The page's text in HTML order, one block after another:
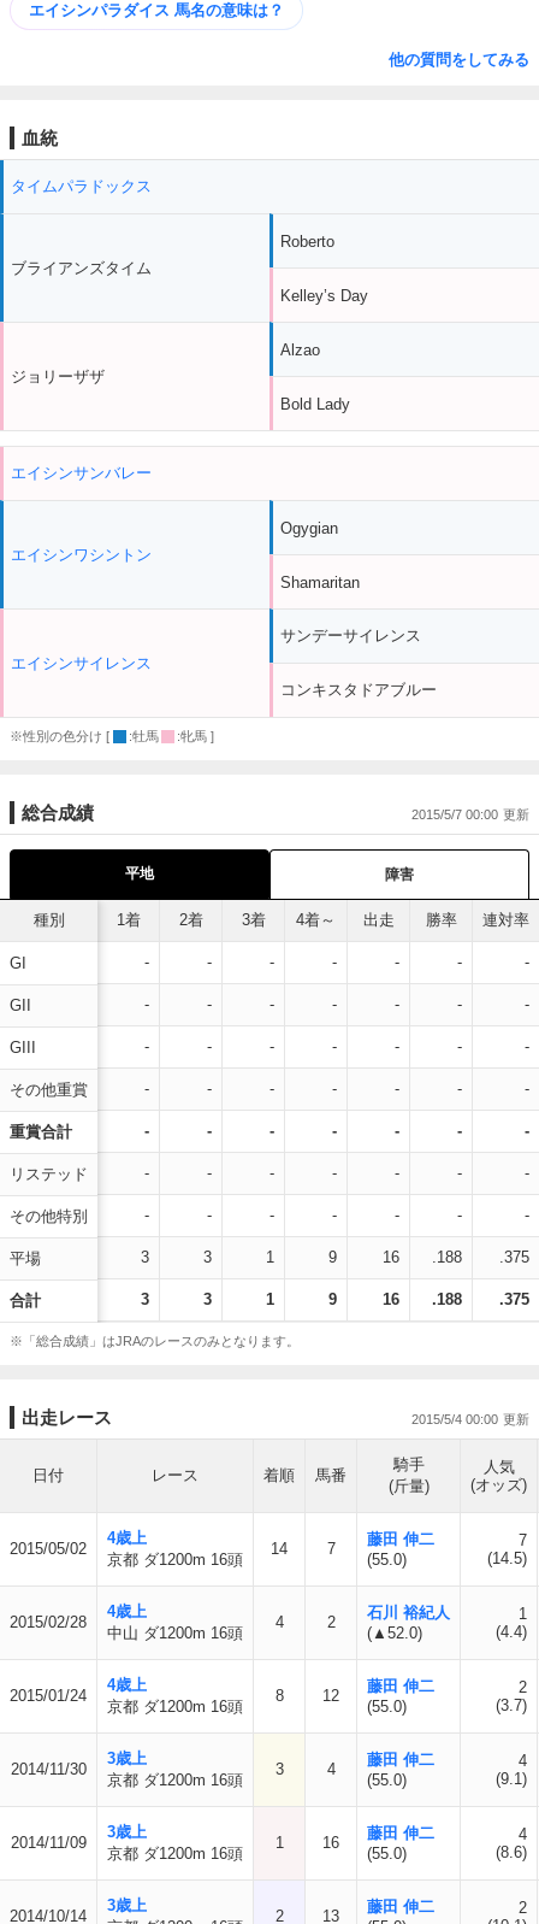
エイシンパラダイス 馬名の意味は？
他の質問をしてみる
血統
タイムパラドックス
ブライアンズタイム
ジョリーザザ
Roberto
Kelley’s Day
Alzao
Bold Lady
エイシンサンバレー
エイシンワシントン
エイシンサイレンス
Ogygian
Shamaritan
サンデーサイレンス
コンキスタドアブルー
※性別の色分け [ :牡馬 :牝馬 ]
総合成績 2015/5/7 00:00
平地 障害
種別
GI
GII
GIII
その他重賞
重賞合計
リステッド
その他特別
平場
合計
1着 2着 3着 4着～ 出走 勝率 連対率
- - - - - - -
- - - - - - -
- - - - - - -
- - - - - - -
- - - - - - -
- - - - - - -
- - - - - - -
3 3 1 9 16 .188 .375
3 3 1 9 16 .188 .375
※「総合成績」はJRAのレースのみとなります。
出走レース 2015/5/4 00:00
日付 レース 着順 馬番
騎手
(斤量)
人気
(オッズ)
2015/05/02
4歳上
京都 ダ1200m 16頭
14 7
藤田 伸二
(55.0)
7
(14.5)
2015/02/28
4歳上
中山 ダ1200m 16頭
4 2
石川 裕紀人
(▲52.0)
1
(4.4)
2015/01/24
4歳上
京都 ダ1200m 16頭
8 12
藤田 伸二
(55.0)
2
(3.7)
2014/11/30
3歳上
京都 ダ1200m 16頭
3 4
藤田 伸二
(55.0)
4
(9.1)
2014/11/09
3歳上
京都 ダ1200m 16頭
1 16
藤田 伸二
(55.0)
4
(8.6)
2014/10/14
3歳上
2 13
藤田 伸二
2